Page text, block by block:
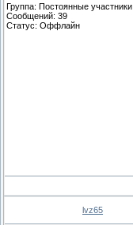
Группа: Постоянные участники
Сообщений: 39
Статус: Оффлайн
lvz65